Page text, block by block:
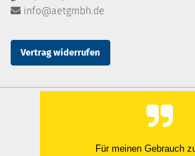
info@aetgmbh.de
Vertrag widerrufen
Für meinen Gebrauch